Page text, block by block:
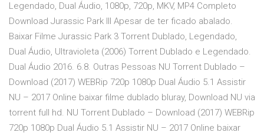
Legendado, Dual Áudio, 1080p, 720p, MKV, MP4 Completo
Download Jurassic Park III Apesar de ter ficado abalado.
Baixar Filme Jurassic Park 3 Torrent Dublado, Legendado,
Dual Áudio, Ultravioleta (2006) Torrent Dublado e Legendado.
Dual Áudio 2016. 6.8. Outras Pessoas NU Torrent Dublado –
Download (2017) WEBRip 720p 1080p Dual Áudio 5.1 Assistir
NU – 2017 Online baixar filme dublado bluray, Download NU via
torrent full hd. NU Torrent Dublado – Download (2017) WEBRip
720p 1080p Dual Áudio 5.1 Assistir NU – 2017 Online baixar